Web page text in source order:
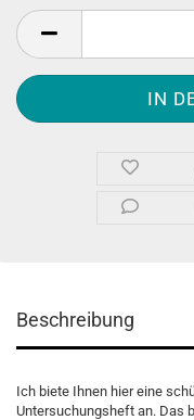
Beschreibung
Ich biete Ihnen hier eine
Untersuchungsheft an. Das